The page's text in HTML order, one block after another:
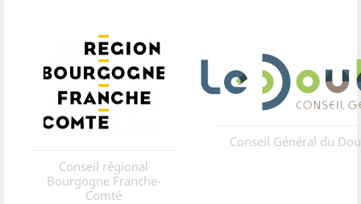
Conseil régional
Bourgogne Franche-
Comté
Conseil Général du